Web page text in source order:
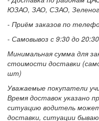
ЮЗАО, ЗАО, СЗАО,
- Приём заказов по
- Самовывоз с 9:30 до
Минимальная сумма для
стоимости доставки
шт)
Уважаемые покупатели
Время доставок указано
ситуацию водитель
доставки, ситуации